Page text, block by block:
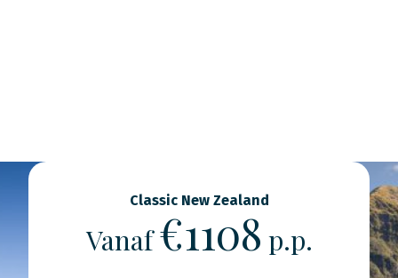
Classic New Zealand
Vanaf€1108 p.p.